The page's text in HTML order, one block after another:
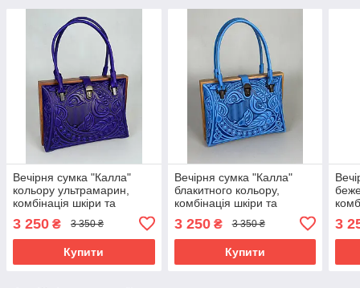
Вечірня сумка "Калла"
кольору ультрамарин,
комбінація шкіри та
27×19×11 см
3 250 ₴ 3 350 ₴
Купити
Вечірня сумка "Калла"
блакитного кольору,
комбінація шкіри та
27×19×11 см
3 250₴ 3 350 ₴
Купити
3